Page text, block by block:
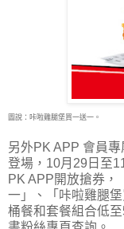
圖說：咔啦雞腿堡買一送一。
另外PK APP 會員
登場，10月29日至
PK APP開放搶券，
一」、「咔啦雞腿
桶餐和套餐組合低